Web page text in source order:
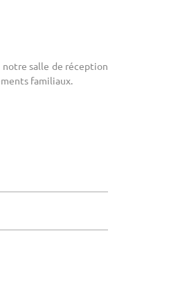
salle de réception
familiaux.